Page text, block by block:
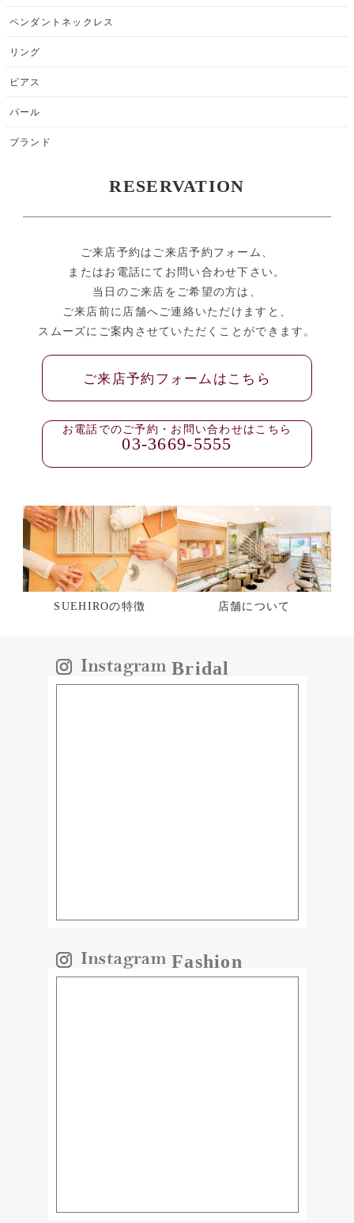
ペンダントネックレス
リング
ピアス
パール
ブランド
RESERVATION
ご来店予約はご来店予約フォーム、
またはお電話にてお問い合わせ下さい。
当日のご来店をご希望の方は、
ご来店前に店舗へご連絡いただけますと、
スムーズにご案内させていただくことができます。
ご来店予約フォームはこちら
お電話でのご予約・お問い合わせはこちら
03-3669-5555
SUEHIROの特徴 店舗について
Bridal
Fashion